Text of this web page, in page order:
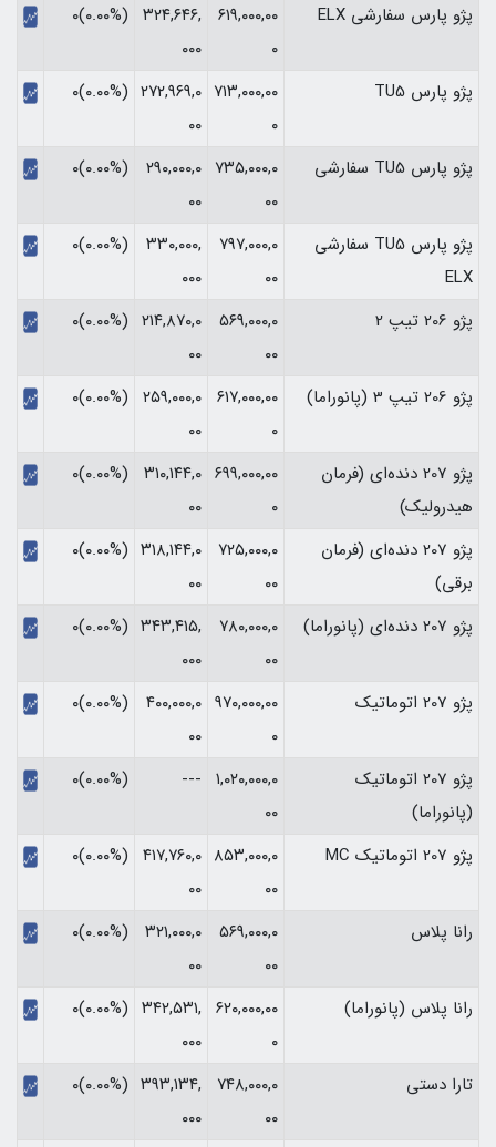
پژو پارس سفارشی ELX
۶۱۹,۰۰۰,۰۰
۰
۳۲۴,۶۴۶,
۰۰۰
(۰.۰۰%)۰
پژو پارس TU5
۷۱۳,۰۰۰,۰۰
۰
۲۷۲,۹۶۹,۰
۰۰
(۰.۰۰%)۰
پژو پارس TU5 سفارشی
۷۳۵,۰۰۰,۰
۰۰
۲۹۰,۰۰۰,۰
۰۰
(۰.۰۰%)۰
پژو پارس TU5 سفارشی
ELX
۷۹۷,۰۰۰,۰
۰۰
۳۳۰,۰۰۰,
۰۰۰
(۰.۰۰%)۰
پژو 206 تیپ 2
۵۶۹,۰۰۰,۰
۰۰
۲۱۴,۸۷۰,۰
۰۰
(۰.۰۰%)۰
پژو 206 تیپ 3 (پانوراما)
۶۱۷,۰۰۰,۰۰
۰
۲۵۹,۰۰۰,۰
۰۰
(۰.۰۰%)۰
پژو 207 دنده‌ای (فرمان
هیدرولیک)
۶۹۹,۰۰۰,۰۰
۰
۳۱۰,۱۴۴,۰
۰۰
(۰.۰۰%)۰
پژو 207 دنده‌ای (فرمان
برقی)
۷۲۵,۰۰۰,۰
۰۰
۳۱۸,۱۴۴,۰
۰۰
(۰.۰۰%)۰
پژو 207 دنده‌ای (پانوراما)
۷۸۰,۰۰۰,۰
۰۰
۳۴۳,۴۱۵,
۰۰۰
(۰.۰۰%)۰
پژو 207 اتوماتیک
۹۷۰,۰۰۰,۰۰
۰
۴۰۰,۰۰۰,۰
۰۰
(۰.۰۰%)۰
پژو 207 اتوماتیک
(پانوراما)
۱,۰۲۰,۰۰۰,۰
۰۰
--- (۰.۰۰%)۰
پژو 207 اتوماتیک MC
۸۵۳,۰۰۰,۰
۰۰
۴۱۷,۷۶۰,۰
۰۰
(۰.۰۰%)۰
رانا پلاس
۵۶۹,۰۰۰,۰
۰۰
۳۲۱,۰۰۰,۰
۰۰
(۰.۰۰%)۰
رانا پلاس (پانوراما)
۶۲۰,۰۰۰,۰۰
۰
۳۴۲,۵۳۱,
۰۰۰
(۰.۰۰%)۰
تارا دستی
۷۴۸,۰۰۰,۰
۰۰
۳۹۳,۱۳۴,
۰۰۰
(۰.۰۰%)۰